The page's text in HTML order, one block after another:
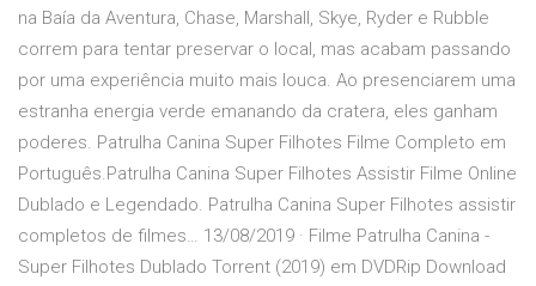
na Baía da Aventura, Chase, Marshall, Skye, Ryder e Rubble
correm para tentar preservar o local, mas acabam passando
por uma experiência muito mais louca. Ao presenciarem uma
estranha energia verde emanando da cratera, eles ganham
poderes. Patrulha Canina Super Filhotes Filme Completo em
Português.Patrulha Canina Super Filhotes Assistir Filme Online
Dublado e Legendado. Patrulha Canina Super Filhotes assistir
completos de filmes… 13/08/2019 · Filme Patrulha Canina -
Super Filhotes Dublado Torrent (2019) em DVDRip Download